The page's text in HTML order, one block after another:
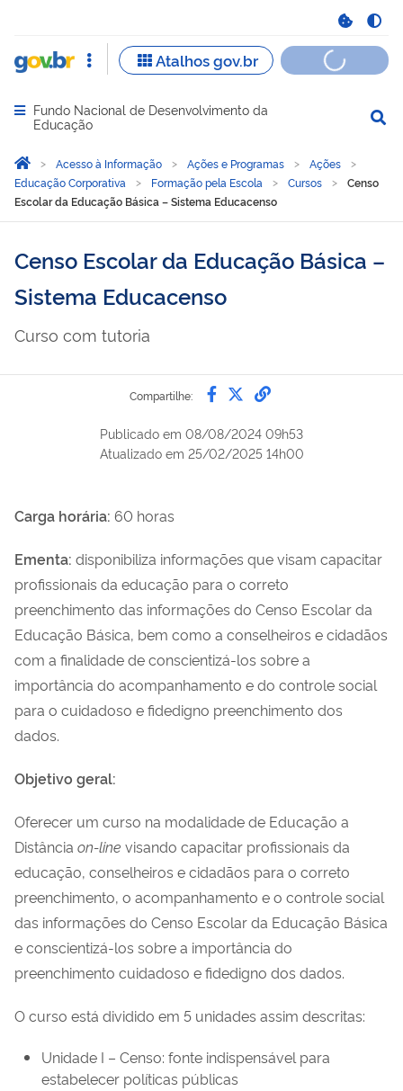
Abrir menu principal de navegação
Fundo Nacional de Desenvolvimento da
Educação
Você está aqui:
Página Inicial
Acesso à Informação Ações e Programas
Ações
Educação Corporativa
Formação pela Escola Cursos
Censo
Escolar da Educação Básica – Sistema Educacenso
Censo Escolar da Educação Básica –
Sistema Educacenso
Curso com tutoria
Compartilhe: Compartilhe por
Compartilhe por
link para Copiar
Publicado em 08/08/2024 09h53
Atualizado em 25/02/2025 14h00
Carga horária: 60 horas
Ementa: disponibiliza informações que visam capacitar
profissionais da educação para o correto
preenchimento das informações do Censo Escolar da
Educação Básica, bem como a conselheiros e cidadãos
com a finalidade de conscientizá-los sobre a
importância do acompanhamento e do controle social
para o cuidadoso e fidedigno preenchimento dos
dados.
Objetivo geral:
Oferecer um curso na modalidade de Educação a
Distância on-line visando capacitar profissionais da
educação, conselheiros e cidadãos para o correto
preenchimento, o acompanhamento e o controle social
das informações do Censo Escolar da Edu­cação Básica
e conscientizá-los sobre a importância do
preenchimento cuidadoso e fidedigno dos dados.
O curso está dividido em 5 unidades assim descritas:
Unidade I – Censo: fonte indispensável para
estabelecer políticas públicas